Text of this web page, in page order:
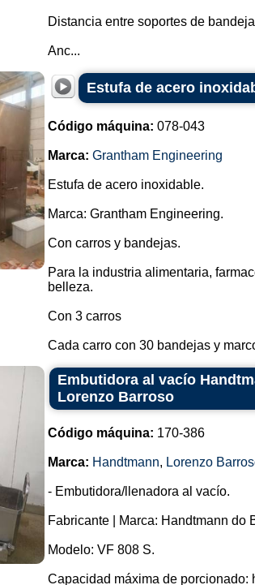
Distancia entre soportes de
Anc...
Estufa de acero
Código máquina: 078-043
Marca: Grantham Engineering
Estufa de acero inoxidable.
Marca: Grantham Engineering.
Con carros y bandejas.
Para la industria alimentaria,
belleza.
Con 3 carros
Cada carro con 30 bandejas y
Embutidora al vacío
Lorenzo Barroso
Código máquina: 170-386
Marca: Handtmann, Lorenzo
- Embutidora/llenadora al vacío.
Fabricante | Marca: Handtmann do
Modelo: VF 808 S.
Capacidad máxima de porcionado: